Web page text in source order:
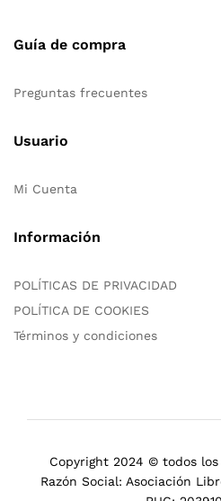
Guía de compra
Preguntas frecuentes
Usuario
Mi Cuenta
Información
POLÍTICAS DE PRIVACIDAD
POLÍTICA DE COOKIES
Términos y condiciones
Copyright 2024 © todos
Razón Social: Asociación